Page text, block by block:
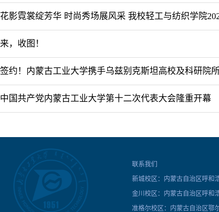
来，收图！
中国共产党内蒙古工业大学第十二次代表大会隆重开幕
联系我们
新城校区：内蒙古自治区呼
金川校区：内蒙古自治区呼
准格尔校区：内蒙古自治区